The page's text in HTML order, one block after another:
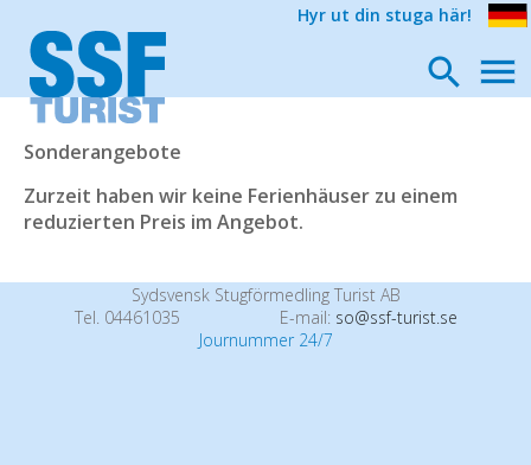
Hyr ut din stuga här!
Sonderangebote
Zurzeit haben wir keine Ferienhäuser zu einem
reduzierten Preis im Angebot.
Sydsvensk Stugförmedling Turist AB
Tel. 04461035
E-mail: so@ssf-turist.se
Journummer 24/7